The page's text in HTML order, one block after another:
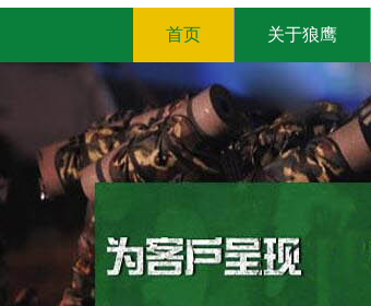
首页 关于狼鹰